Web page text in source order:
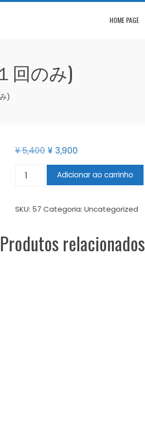
HOME PAGE
回のみ)
)
¥5,400 ¥3,900
Adicionar ao carrinho
SKU: 57 Categoria: Uncategorized
Produtos relacionados